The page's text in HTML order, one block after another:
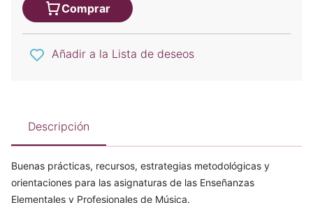
Comprar
Añadir a la Lista de deseos
Descripción
Buenas prácticas, recursos, estrategias metodológicas y
orientaciones para las asignaturas de las Enseñanzas
Elementales y Profesionales de Música.